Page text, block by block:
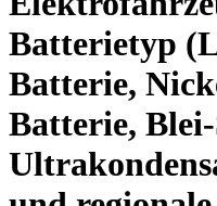
Batterietyp
Batterie,
Batterie,